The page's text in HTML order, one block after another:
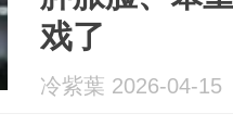
戏了
冷紫葉 2026-04-15